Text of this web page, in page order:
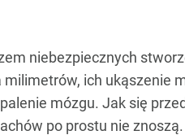
niebezpiecznych
ich ukąszenie
mózgu. Jak się
po prostu nie znoszą.